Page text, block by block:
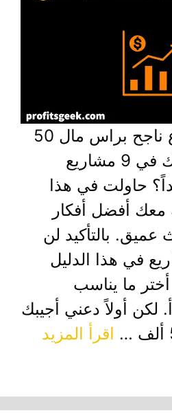
تبحث عن مشروع ناجح براس مال 50
الف ريال؟ ما رأيك في 9 مشاريع
حاولت في هذا
معك أفضل أفكار
عميق. بالتأكيد لن
في هذا الدليل
ما يناسب
لكن أولاً دعني أجيبك
اقرأ المزيد